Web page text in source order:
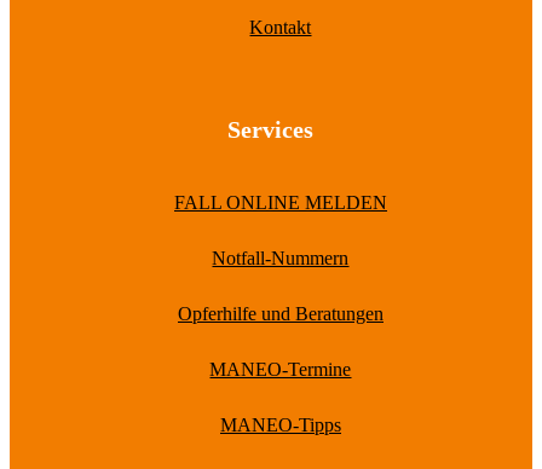
Kontakt
Services
FALL ONLINE MELDEN
Notfall-Nummern
Opferhilfe und Beratungen
MANEO-Termine
MANEO-Tipps